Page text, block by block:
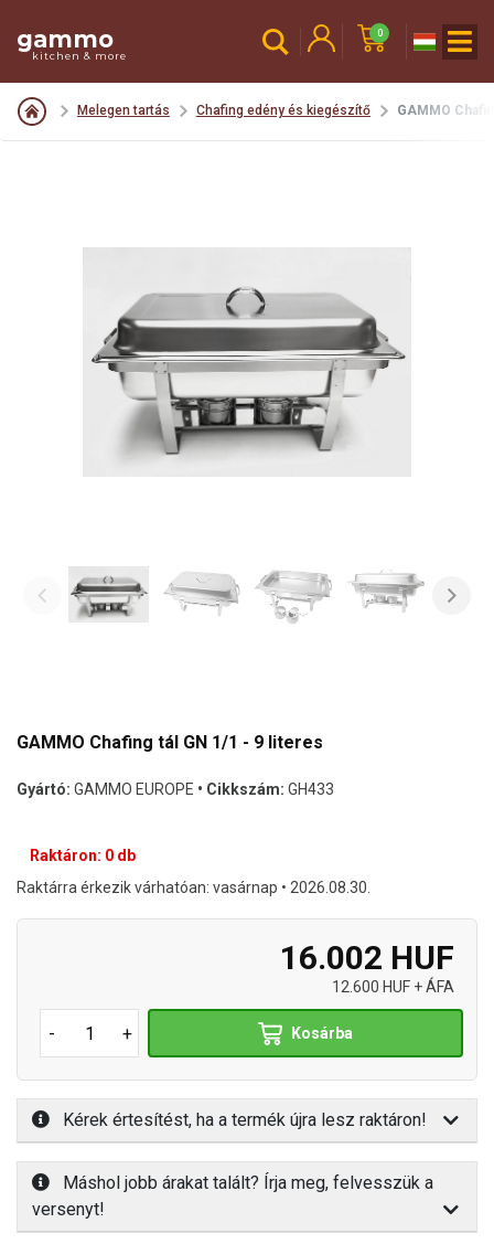
gammo
kitchen & more
0
Melegen tartás Chafing edény és kiegészítő GAMMO
GAMMO Chafing tál GN 1/1 - 9 literes
Gyártó: GAMMO EUROPE • Cikkszám: GH433
Raktáron: 0 db
Raktárra érkezik várhatóan: vasárnap • 2026.08.30.
16.002 HUF
12.600 HUF + ÁFA
- + Kosárba
Kérek értesítést, ha a termék újra lesz raktáron!
Máshol jobb árakat talált? Írja meg, felvesszük a
versenyt!